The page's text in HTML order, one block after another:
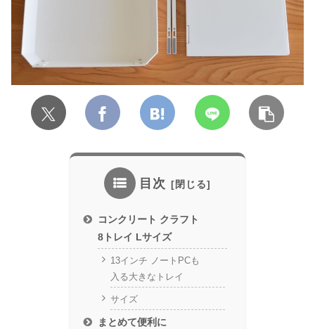
目次
コンクリート クラフト
8トレイ Lサイズ
13インチ ノートPCも
入る大きなトレイ
サイズ
まとめて便利に